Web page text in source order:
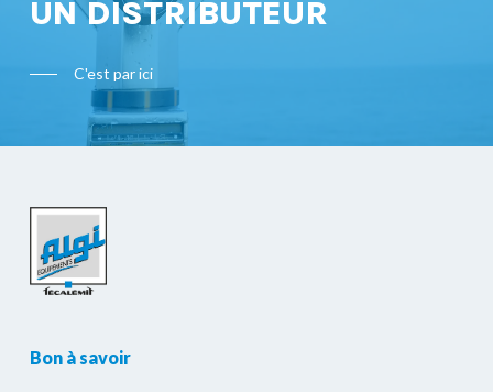
UN DISTRIBUTEUR
C'est par ici
Bon à savoir